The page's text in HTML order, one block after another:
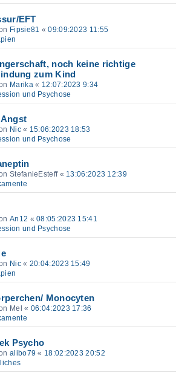
EFT
Fipsie81 «09:09:2023 11:55
noch keine richtige
zum Kind
Marika« 12:07:2023 9:34
und Psychose
Nic« 15:06:2023 18:53
und Psychose
StefanieEsteff« 13:06:2023 12:39
An12 «08:05:2023 15:41
und Psychose
Nic« 20:04:2023 15:49
Monocyten
Mel « 06:04:2023 17:36
Psycho
alibo79 « 18:02:2023 20:52